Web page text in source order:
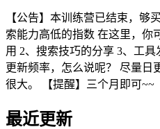
【公告】本训练营已结束，够
索能力高低的指数 在这里，你
用 2、搜索技巧的分享 3、工
更新频率，怎么说呢？ 尽量日
很大。 【提醒】三个月即可~~
最近更新